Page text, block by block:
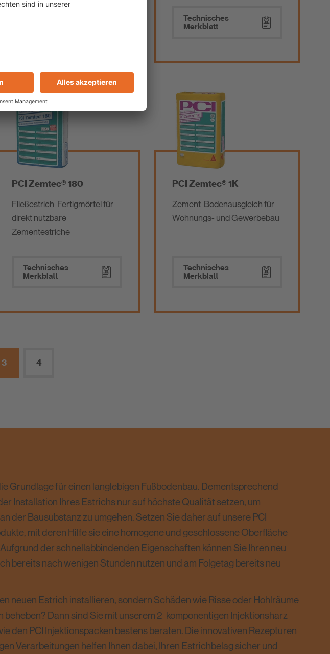
Technisches
Merkblatt
PCI Zemtec® 180
Fließestrich-Fertigmörtel für
direkt nutzbare
Zementestriche
Technisches
Merkblatt
PCI Zemtec® 1K
Zement-Bodenausgleich für
Wohnungs- und Gewerbebau
Technisches
Merkblatt
3 4
Grundlage für einen langlebigen Fußbodenbau. Dementsprechend
Installation Ihres Estrichs nur auf höchste Qualität setzen, um
der Bausubstanz zu umgehen. Setzen Sie daher auf unsere PCI
mit deren Hilfe sie eine homogene und geschlossene Oberfläche
der schnellabbindenden Eigenschaften können Sie Ihren neu
bereits nach wenigen Stunden nutzen und am Folgetag bereits neu
neuen Estrich installieren, sondern Schäden wie Risse oder Hohlräume
beheben? Dann sind Sie mit unserem 2-komponentigen Injektionsharz
den PCI Injektionspacken bestens beraten. Die innovativen Rezepturen
Verarbeitungen helfen Ihnen dabei, Ihren Estrichbelag sicher und